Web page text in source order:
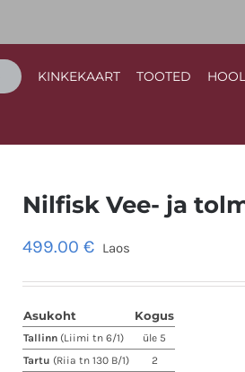
KINKEKAART TOOTED
Nilfisk Vee- ja
499.00 € Laos
Asukoht Kogus
Tallinn (Liimi tn 6/1)
üle 5
Tartu (Riia tn 130 B/1)
2